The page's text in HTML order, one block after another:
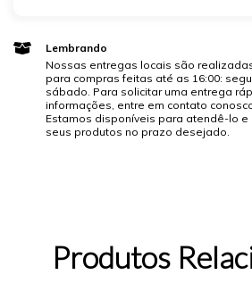
Lembrando
Nossas entregas locais são
para compras feitas até as 16:00:
sábado. Para solicitar uma entrega
informações, entre em contato
Estamos disponíveis para atendê-lo e
seus produtos no prazo desejado.
Produtos